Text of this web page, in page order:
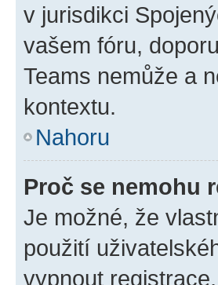
v jurisdikci
vašem fóru,
Teams nemůže a
kontextu.
Nahoru
Proč se nemohu
Je možné, že
použití
vypnout